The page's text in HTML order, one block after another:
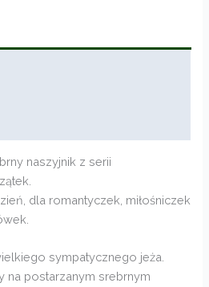
naszyjnik z serii
dla romantyczek, miłośniczek
sympatycznego jeża.
na postarzanym srebrnym